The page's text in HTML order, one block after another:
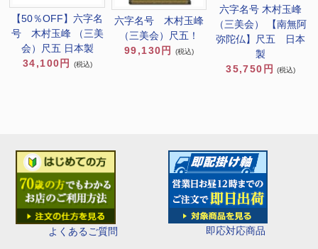
よくあるご質問 即応対応商品
【50％OFF】六字名
号 木村玉峰 （三美
会）尺五 日本製
34,100円
(税込)
六字名号 木村玉峰
（三美会）尺五！
99,130円
(税込)
六字名号 木村玉峰
（三美会） 【南無阿
弥陀仏】尺五 日本
製
35,750円
(税込)